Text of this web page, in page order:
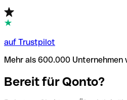
auf Trustpilot
Mehr als 600.000 Unternehmen
Bereit für Qonto?